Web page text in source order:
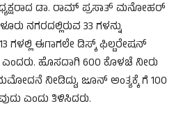
ಡಾ. ರಾಮ್‌ ಪ್ರಸಾತ್‌ ಮನೋಹರ್‌
ನಗರದಲ್ಲಿರುವ 33 ಗಳನ್ನು
13 ಗಳಲ್ಲಿ ಈಗಾಗಲೇ ಡಿಸ್ಕ್ ಫಿಲ್ಟರೇಷನ್‌
ಹೊಸದಾಗಿ 600 ಕೊಳಚೆ ನೀರು
ನೀಡಿದ್ದು, ಜೂನ್‌ ಅಂತ್ಯಕ್ಕೆ ಗೆ 100
ಎಂದು ತಿಳಿಸಿದರು.